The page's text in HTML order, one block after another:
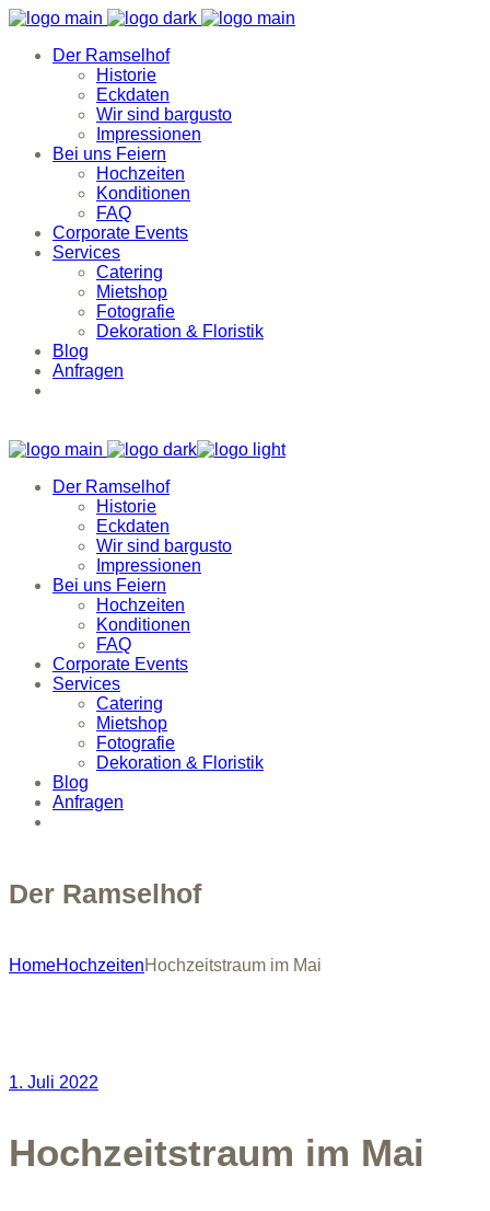
Der Ramselhof
Historie
Eckdaten
Wir sind bargusto
Impressionen
Bei uns Feiern
Hochzeiten
Konditionen
FAQ
Corporate Events
Services
Catering
Mietshop
Fotografie
Dekoration & Floristik
Blog
Anfragen
Der Ramselhof
Historie
Eckdaten
Wir sind bargusto
Impressionen
Bei uns Feiern
Hochzeiten
Konditionen
FAQ
Corporate Events
Services
Catering
Mietshop
Fotografie
Dekoration & Floristik
Blog
Anfragen
Der Ramselhof
HomeHochzeitenHochzeitstraum im Mai
1. Juli 2022
Hochzeitstraum im Mai